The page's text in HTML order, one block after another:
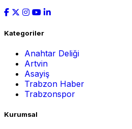
Kategoriler
Anahtar Deliği
Artvin
Asayiş
Trabzon Haber
Trabzonspor
Kurumsal